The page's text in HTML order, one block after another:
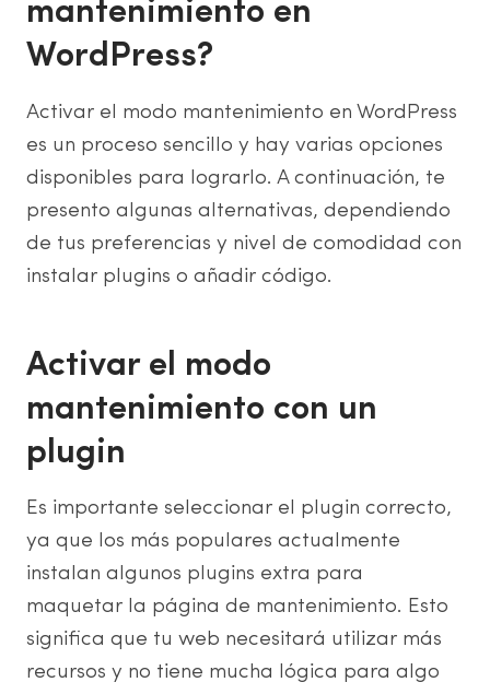
mantenimiento en
WordPress?
Activar el modo mantenimiento en WordPress
es un proceso sencillo y hay varias opciones
disponibles para lograrlo. A continuación, te
presento algunas alternativas, dependiendo
de tus preferencias y nivel de comodidad con
instalar plugins o añadir código.
Activar el modo
mantenimiento con un
plugin
Es importante seleccionar el plugin correcto,
ya que los más populares actualmente
instalan algunos plugins extra para
maquetar la página de mantenimiento. Esto
significa que tu web necesitará utilizar más
recursos y no tiene mucha lógica para algo